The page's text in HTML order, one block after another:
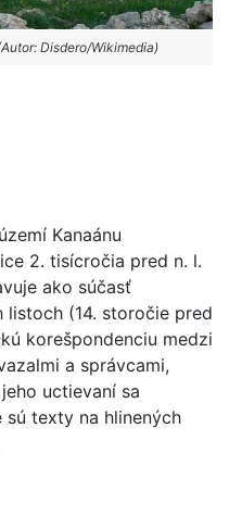
Disdero/Wikimedia)
Kanaánu
2. tisícročia pred n. l.
ako súčasť
listoch (14. storočie pred
korešpondenciu medzi
a správcami,
uctievaní sa
sú texty na hlinených